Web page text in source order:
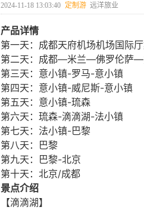
2024-11-18 13:03:40 定制游 远洋旅业
产品详情
第一天：成都天府机场机场国际
第二天：成都—米兰—佛罗伦萨—
第三天：意小镇-罗马-意小镇
第四天：意小镇-威尼斯-意小镇
第五天：意小镇-琉森
第六天：琉森-滴滴湖-法小镇
第七天：法小镇-巴黎
第八天：巴黎
第九天：巴黎-北京
第十天：北京/成都
景点介绍
【滴滴湖】